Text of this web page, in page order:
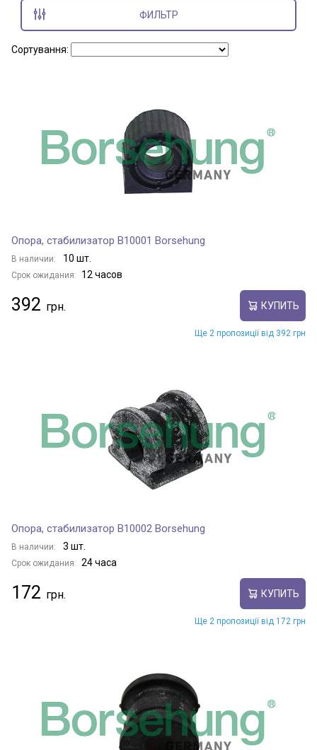
Hummer
Показать все марки
ФИЛЬТР
Сортування:
Опора, стабилизатор B10001 Borsehung
В наличии: 10 шт.
Срок ожидания: 12 часов
392 КУПИТЬ
Ще 2 пропозиції від 392 грн
Опора, стабилизатор B10002 Borsehung
В наличии: 3 шт.
Срок ожидания: 24 часа
172 КУПИТЬ
Ще 2 пропозиції від 172 грн